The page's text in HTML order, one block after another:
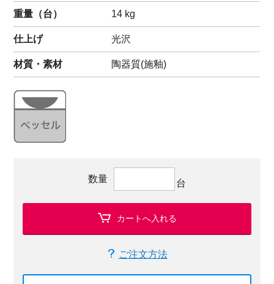
重量（台） 14 kg
仕上げ 光沢
材質・素材 陶器質(施釉)
数量 台
カートへ入れる
ご注文方法